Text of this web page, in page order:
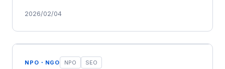
2026/02/04
NPO・NGO NPO SEO